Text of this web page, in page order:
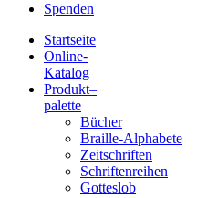
Spenden
Blindenschrift-
Verlag
Startseite
Online-
Katalog
Produkt–
palette
Bücher
Braille-Alphabete
Zeitschriften
Schriftenreihen
Gotteslob